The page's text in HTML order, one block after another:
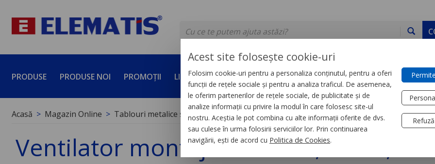
PRODUSE PRODUSE NOI PROMOȚII LICHIDĂRI DE STOC SERVICII DEVINO PARTENER CONTACT
Acasă Magazin Online Tablouri metalice si poliester Accesorii tablouri
Ventilator montaj 700 m3/h, 230 V,
Acest site folosește cookie-uri
Folosim cookie-uri pentru a personaliza conținutul, pentru a oferi
funcții de rețele sociale și pentru a analiza traficul. De asemenea,
le oferim partenerilor de rețele sociale, de publicitate și de
analize informații cu privire la modul în care folosesc site-ul
nostru. Aceștia le pot combina cu alte informații oferite de dvs.
sau culese în urma folosirii serviciilor lor. Prin continuarea
navigării, ești de acord cu Politica de Cookies.